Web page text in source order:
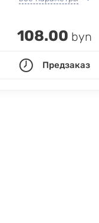
108.00 byn
Предзаказ